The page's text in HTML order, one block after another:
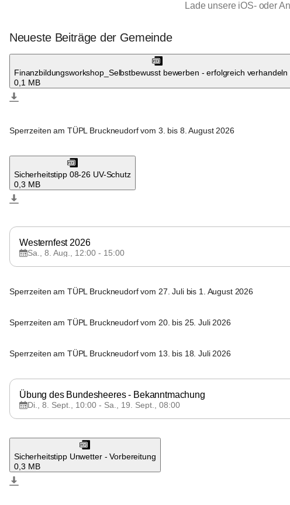
Lade unsere iOS- oder
Neueste Beiträge der Gemeinde
Finanzbildungsworkshop_Selbstbewusst bewerben - erfolgreich verhandeln
0,1 MB
Sperrzeiten am TÜPL Bruckneudorf vom 3. bis 8. August 2026
Sicherheitstipp 08-26 UV-Schutz
0,3 MB
Westernfest 2026
Sa., 8. Aug., 12:00 - 15:00
Sperrzeiten am TÜPL Bruckneudorf vom 27. Juli bis 1. August 2026
Sperrzeiten am TÜPL Bruckneudorf vom 20. bis 25. Juli 2026
Sperrzeiten am TÜPL Bruckneudorf vom 13. bis 18. Juli 2026
Übung des Bundesheeres - Bekanntmachung
Di., 8. Sept., 10:00 - Sa., 19. Sept., 08:00
Sicherheitstipp Unwetter - Vorbereitung
0,3 MB